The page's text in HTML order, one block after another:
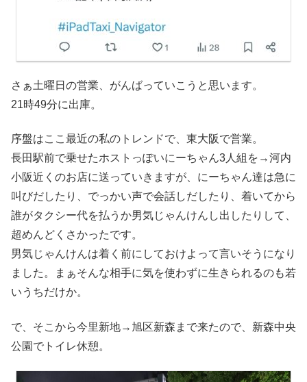
さぁ土曜日の営業、がんばっていこうと思います。
21時49分に出庫。
序盤はここ最近の私のトレンドで、東大阪で営業。
長田駅前で乗せたホストっぽいにーちゃん3人組を→河内
小阪近くのお店に送っていきますが、にーちゃん達は急に
叫びだしたり、でっかい声で会話しだしたり、着いてから
誰がタクシー代を払うか男気じゃんけんし出したりして、
超めんどくさかったです。
男気じゃんけんは着く前にしておけよって言いそうになり
ました。まぁそんな相手に気を使わずに生きられるのも若
いうちだけか。
で、そこから今里新地→旭区新森まで来たので、新森中央
公園でトイレ休憩。